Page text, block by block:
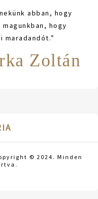
abban, hogy
hogy
maradandót.”
© 2024. Minden